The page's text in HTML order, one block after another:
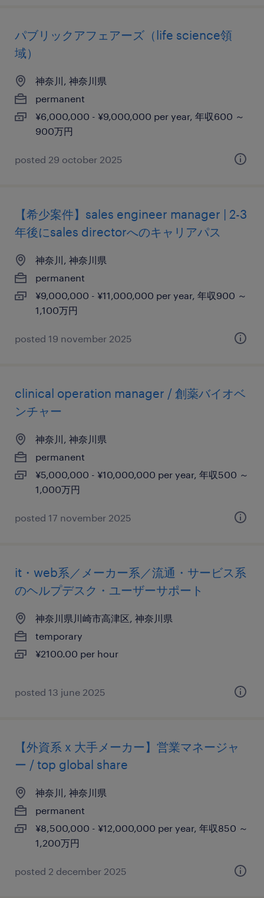
パブリックアフェアーズ（life science領
域）
神奈川, 神奈川県
permanent
¥6,000,000 - ¥9,000,000 per year, 年収600 ～
900万円
posted 29 october 2025
【希少案件】sales engineer manager | 2-3
年後にsales directorへのキャリアパス
神奈川, 神奈川県
permanent
¥9,000,000 - ¥11,000,000 per year, 年収900 ～
1,100万円
posted 19 november 2025
clinical operation manager / 創薬バイオベ
ンチャー
神奈川, 神奈川県
permanent
¥5,000,000 - ¥10,000,000 per year, 年収500 ～
1,000万円
posted 17 november 2025
it・web系／メーカー系／流通・サービス系
のヘルプデスク・ユーザーサポート
神奈川県川崎市高津区, 神奈川県
temporary
¥2100.00 per hour
posted 13 june 2025
【外資系 x 大手メーカー】営業マネージャ
ー / top global share
神奈川, 神奈川県
permanent
¥8,500,000 - ¥12,000,000 per year, 年収850 ～
1,200万円
posted 2 december 2025